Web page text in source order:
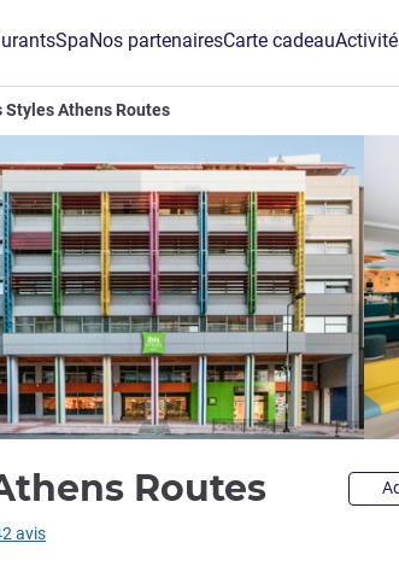
SpaNos partenairesCarte cadeau
Styles Athens Routes
Routes 4
avis